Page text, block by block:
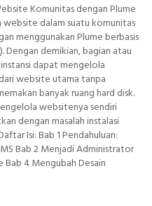
Komunitas dengan Plume
dalam suatu komunitas
menggunakan Plume berbasis
Dengan demikian, bagian atau
dapat mengelola
website utama tanpa
banyak ruang hard disk.
websitenya sendiri
dengan masalah instalasi
Isi: Bab 1 Pendahuluan:
Bab 2 Menjadi Administrator
4 Mengubah Desain